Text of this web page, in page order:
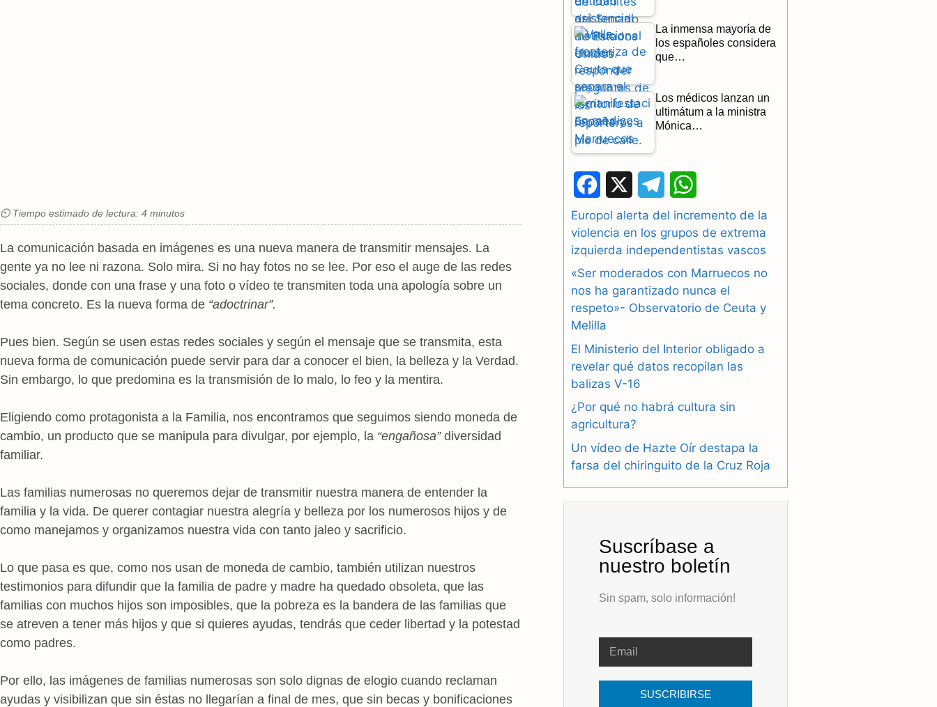
⏲ Tiempo estimado de lectura: 4 minutos
La comunicación basada en imágenes es una nueva manera de transmitir mensajes. La
gente ya no lee ni razona. Solo mira. Si no hay fotos no se lee. Por eso el auge de las redes
sociales, donde con una frase y una foto o vídeo te transmiten toda una apología sobre un
tema concreto. Es la nueva forma de “adoctrinar”.
Pues bien. Según se usen estas redes sociales y según el mensaje que se transmita, esta
nueva forma de comunicación puede servir para dar a conocer el bien, la belleza y la Verdad.
Sin embargo, lo que predomina es la transmisión de lo malo, lo feo y la mentira.
Eligiendo como protagonista a la Familia, nos encontramos que seguimos siendo moneda de
cambio, un producto que se manipula para divulgar, por ejemplo, la “engañosa”diversidad
familiar.
Las familias numerosas no queremos dejar de transmitir nuestra manera de entender la
familia y la vida. De querer contagiar nuestra alegría y belleza por los numerosos hijos y de
como manejamos y organizamos nuestra vida con tanto jaleo y sacrificio.
Lo que pasa es que, como nos usan de moneda de cambio, también utilizan nuestros
testimonios para difundir que la familia de padre y madre ha quedado obsoleta, que las
familias con muchos hijos son imposibles, que la pobreza es la bandera de las familias que
se atreven a tener más hijos y que si quieres ayudas, tendrás que ceder libertad y la potestad
como padres.
Por ello, las imágenes de familias numerosas son solo dignas de elogio cuando reclaman
ayudas y visibilizan que sin éstas no llegarían a final de mes, que sin becas y bonificaciones
La inmensa mayoría de
los españoles considera
que…
Los médicos lanzan un
ultimátum a la ministra
Mónica…
a
c
b
o
o
k
e
l
g
r
a
m
h
a
s
A
p
p
Europol alerta del incremento de la
violencia en los grupos de extrema
izquierda independentistas vascos
«Ser moderados con Marruecos no
nos ha garantizado nunca el
respeto»- Observatorio de Ceuta y
Melilla
El Ministerio del Interior obligado a
revelar qué datos recopilan las
balizas V-16
¿Por qué no habrá cultura sin
agricultura?
Un vídeo de Hazte Oír destapa la
farsa del chiringuito de la Cruz Roja
Suscríbase a
nuestro boletín
Sin spam, solo información!
SUSCRIBIRSE